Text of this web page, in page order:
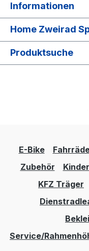
Informationen
Home Zweirad
Produktsuche
E-Bike
Zubehör
KFZ Träger
Service/